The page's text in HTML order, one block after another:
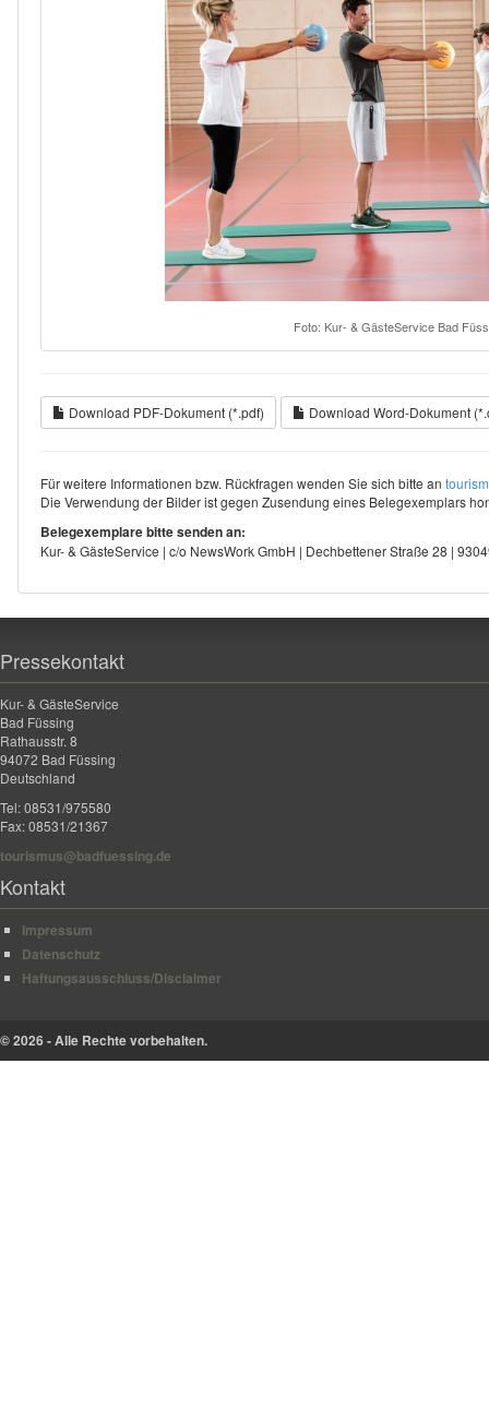
Foto: Kur- & GästeService Bad
Download PDF-Dokument (*.pdf) Download Word-Dokument
Für weitere Informationen bzw. Rückfragen wenden Sie sich bitte an
Die Verwendung der Bilder ist gegen Zusendung eines Belegexemplars
Belegexemplare bitte senden an:
Kur- & GästeService | c/o NewsWork GmbH | Dechbettener Straße 28 |
Pressekontakt
Kur- & GästeService
Bad Füssing
Rathausstr. 8
94072 Bad Füssing
Deutschland
Tel: 08531/975580
Fax: 08531/21367
tourismus@badfuessing.de
Kontakt
Impressum
Datenschutz
Haftungsausschluss/Disclaimer
© 2026 - Alle Rechte vorbehalten.